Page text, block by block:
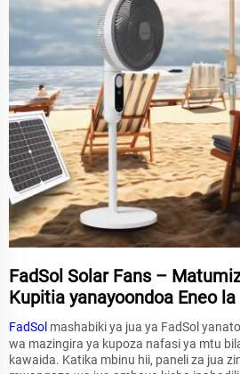
FadSol Solar Fans –
Kupitia yanayoondoa Eneo
FadSol mashabiki ya jua ya FadSol
wa mazingira ya kupoza nafasi ya mtu
kawaida. Katika mbinu hii, paneli za jua